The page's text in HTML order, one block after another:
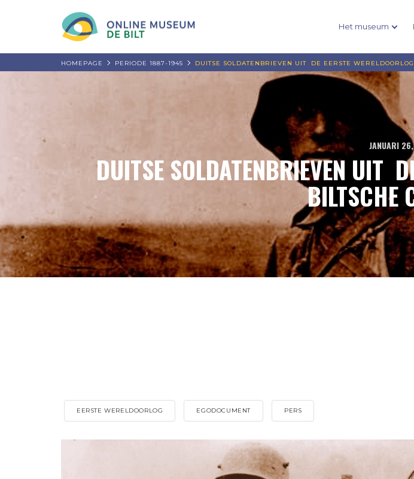
Het museum
HOMEPAGE PERIODE 1887-1945 DUITSE SOLDATENBRIEVEN UIT DE EERSTE
JANUARI
DUITSE SOLDATENBRIEVEN UIT
BILTSCHE
EERSTE WERELDOORLOG EGODOCUMENT PERS